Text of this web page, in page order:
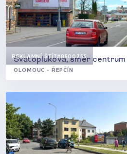
REKLAMNÍ ŠTÍT#8500755
Svatoplukova, směr centrum
OLOMOUC - ŘEPČÍN